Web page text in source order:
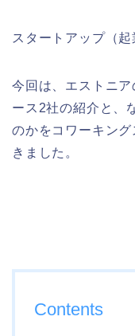
スタートアップ（起
今回は、エストニ
ース2社の紹介と、
のかをコワーキン
きました。
Contents